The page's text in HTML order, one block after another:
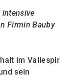
intensive
Firmin Bauby
im Vallespir
sein